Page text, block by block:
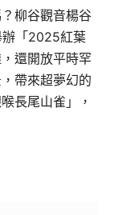
柳谷觀音楊谷
辦「2025紅葉
還開放平時罕
帶來超夢幻的
長尾山雀」，